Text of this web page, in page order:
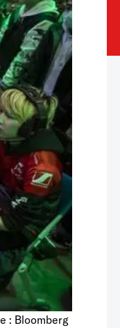
: Bloomberg